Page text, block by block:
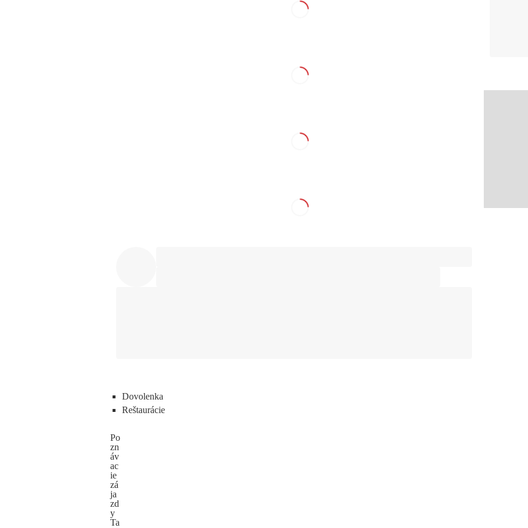
Dovolenka
Reštaurácie
Po
zn
áv
ac
ie
zá
ja
zd
y
Ta